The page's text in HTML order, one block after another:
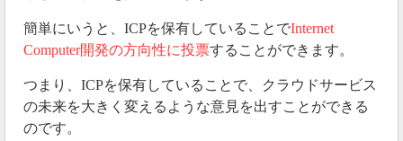
簡単にいうと、ICPを保有していることでInternet
Computer開発の方向性に投票することができます。
つまり、ICPを保有していることで、クラウドサービス
の未来を大きく変えるような意見を出すことができる
のです。